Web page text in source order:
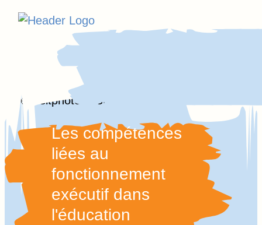
Aller
contenu
Skip
Homepage
Les compétences
liées au
fonctionnement
exécutif dans
l'éducation